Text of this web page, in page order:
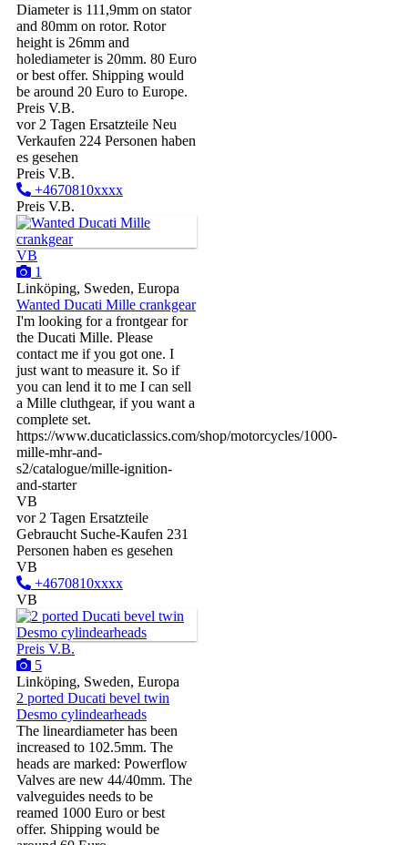
Diameter is 111,9mm on stator
and 80mm on rotor. Rotor
height is 26mm and
holediameter is 20mm. 80 Euro
or best offer. Shipping would
be around 20 Euro to Europe.
Preis V.B.
vor 2 Tagen Ersatzteile Neu
Verkaufen 224 Personen haben
es gesehen
Preis V.B.
+4670810xxxx
Preis V.B.
VB
1
Linköping, Sweden, Europa
Wanted Ducati Mille crankgear
I'm looking for a frontgear for
the Ducati Mille. Please
contact me if you got one. I
just want to measure it. So if
you can lend it to me I can sell
a Mille cluthgear, if you want a
complete set.
https://www.ducaticlassics.com/shop/motorcycles/1000-
mille-mhr-and-
s2/catalogue/mille-ignition-
and-starter
VB
vor 2 Tagen Ersatzteile
Gebraucht Suche-Kaufen 231
Personen haben es gesehen
VB
+4670810xxxx
VB
Preis V.B.
5
Linköping, Sweden, Europa
2 ported Ducati bevel twin
Desmo cylindearheads
The lineardiameter has been
increased to 102.5mm. The
heads are marked: Powerflow
Valves are new 44/40mm. The
valveguides needs to be
reamed 1000 Euro or best
offer. Shipping would be